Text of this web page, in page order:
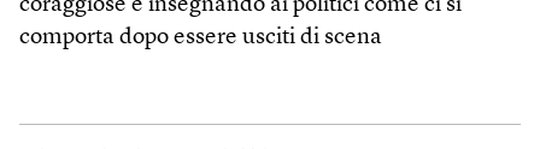
coraggiose e insegnando ai politici come ci si
comporta dopo essere usciti di scena